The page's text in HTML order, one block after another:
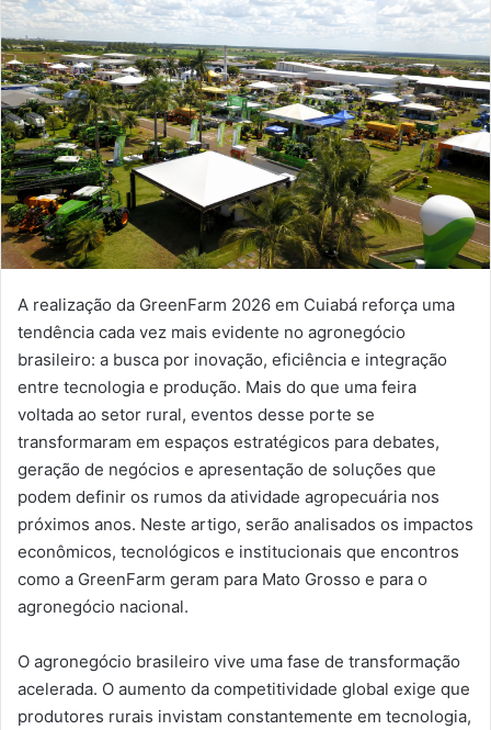
mail
A realização da GreenFarm 2026 em Cuiabá reforça uma
tendência cada vez mais evidente no agronegócio
brasileiro: a busca por inovação, eficiência e integração
entre tecnologia e produção. Mais do que uma feira
voltada ao setor rural, eventos desse porte se
transformaram em espaços estratégicos para debates,
geração de negócios e apresentação de soluções que
podem definir os rumos da atividade agropecuária nos
próximos anos. Neste artigo, serão analisados os impactos
econômicos, tecnológicos e institucionais que encontros
como a GreenFarm geram para Mato Grosso e para o
agronegócio nacional.
O agronegócio brasileiro vive uma fase de transformação
acelerada. O aumento da competitividade global exige que
produtores rurais invistam constantemente em tecnologia,